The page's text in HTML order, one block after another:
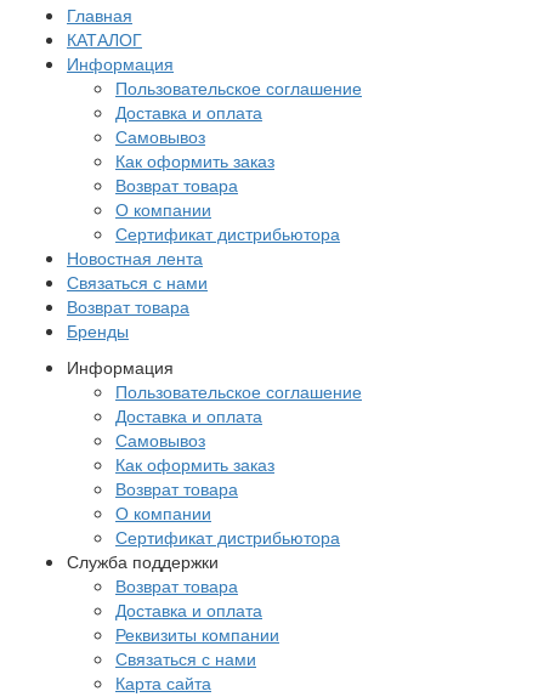
Главная
КАТАЛОГ
Информация
Пользовательское соглашение
Доставка и оплата
Самовывоз
Как оформить заказ
Возврат товара
О компании
Сертификат дистрибьютора
Новостная лента
Связаться с нами
Возврат товара
Бренды
Информация
Пользовательское соглашение
Доставка и оплата
Самовывоз
Как оформить заказ
Возврат товара
О компании
Сертификат дистрибьютора
Служба поддержки
Возврат товара
Доставка и оплата
Реквизиты компании
Связаться с нами
Карта сайта